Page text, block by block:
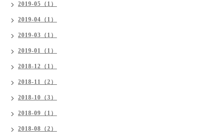
2019-05（1）
2019-04（1）
2019-03（1）
2019-01（1）
2018-12（1）
2018-11（2）
2018-10（3）
2018-09（1）
2018-08（2）